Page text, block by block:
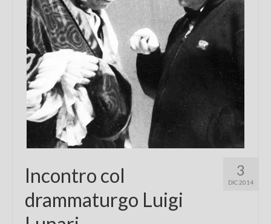
3
DIC 2014
Incontro col
drammaturgo Luigi